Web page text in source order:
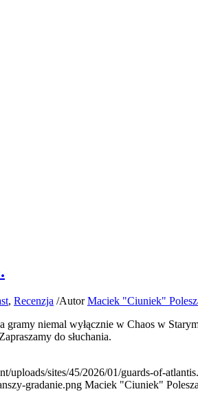
, Recenzja /AutorMaciek "Ciuniek"
gramy niemal wyłącznie w Chaos w
do słuchania.
uploads/sites/45/2026/01/guards-of-
gradanie.png Maciek "Ciuniek"